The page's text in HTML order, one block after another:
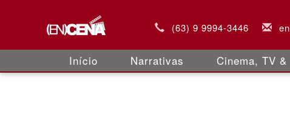
(63) 9 9994-3446
Início Narrativas Cinema, TV